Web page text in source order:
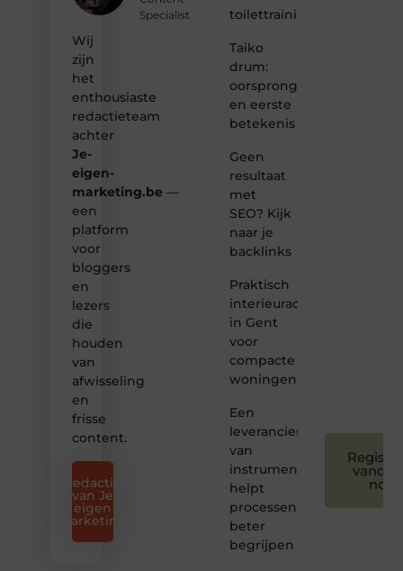
Specialist
Wij
zijn
het
enthousiaste
redactieteam
achter
Je-
eigen-
marketing.be —
een
platform
voor
bloggers
en
lezers
die
houden
van
afwisseling
en
frisse
content.
Redactie
van Je
eigen
marketing
toilettrainingschema
Taiko
drum:
oorsprong
en eerste
betekenis
Geen
resultaat
met
SEO? Kijk
naar je
backlinks
Praktisch
interieuradvies
in Gent
voor
compacte
woningen
Een
leverancier
van
instrumentatie
helpt
processen
beter
begrijpen
nog